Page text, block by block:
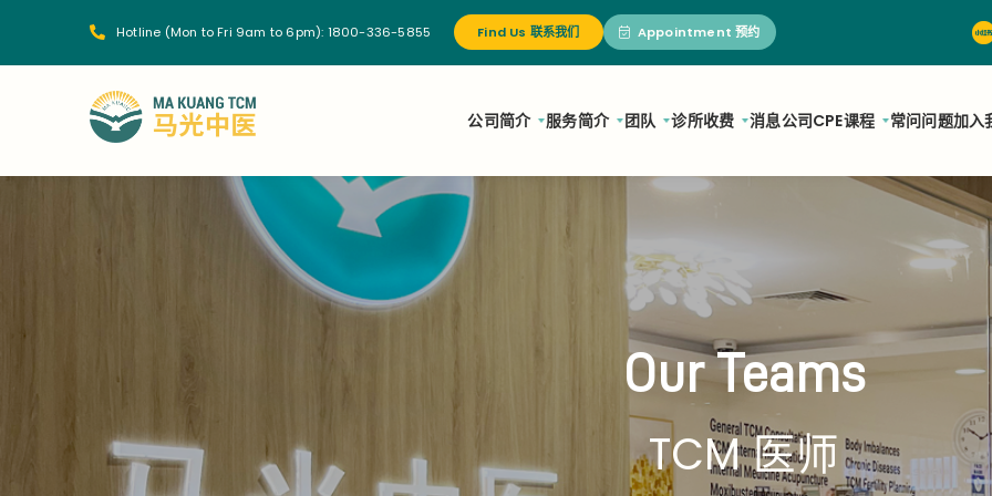
Hotline (Mon to Fri 9am to 6pm): 1800-336-5855 Find Us 联系我们 Appointment 预约
公司简介 服务简介 团队 诊所收费 消息公司CPE课程 常问问题加入
Our Teams
TCM 医师